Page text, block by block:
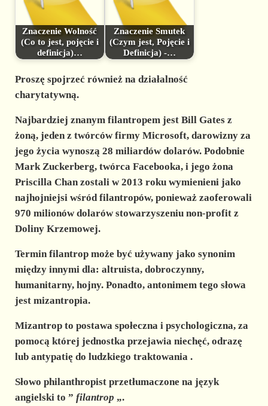
Znaczenie Wolność
(Co to jest, pojęcie i
definicja)…
Znaczenie Smutek
(Czym jest, Pojęcie i
Definicja) -…
Proszę spojrzeć również na działalność
charytatywną.
Najbardziej znanym filantropem jest Bill Gates z
żoną, jeden z twórców firmy Microsoft, darowizny za
jego życia wynoszą 28 miliardów dolarów. Podobnie
Mark Zuckerberg, twórca Facebooka, i jego żona
Priscilla Chan zostali w 2013 roku wymienieni jako
najhojniejsi wśród filantropów, ponieważ zaoferowali
970 milionów dolarów stowarzyszeniu non-profit z
Doliny Krzemowej.
Termin filantrop może być używany jako synonim
między innymi dla: altruista, dobroczynny,
humanitarny, hojny. Ponadto, antonimem tego słowa
jest mizantropia.
Mizantropto postawa społeczna i psychologiczna, za
pomocą której jednostka przejawia niechęć, odrazę
lub antypatię do ludzkiego traktowania.
Słowo philanthropist przetłumaczone na język
angielski to ” filantrop „.